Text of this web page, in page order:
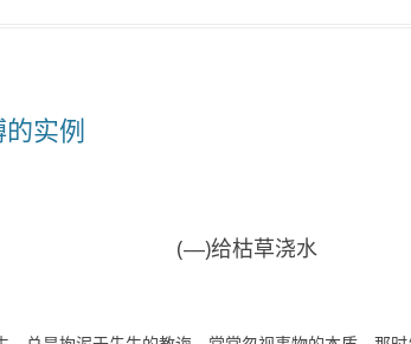
实例
(―)给枯草浇水